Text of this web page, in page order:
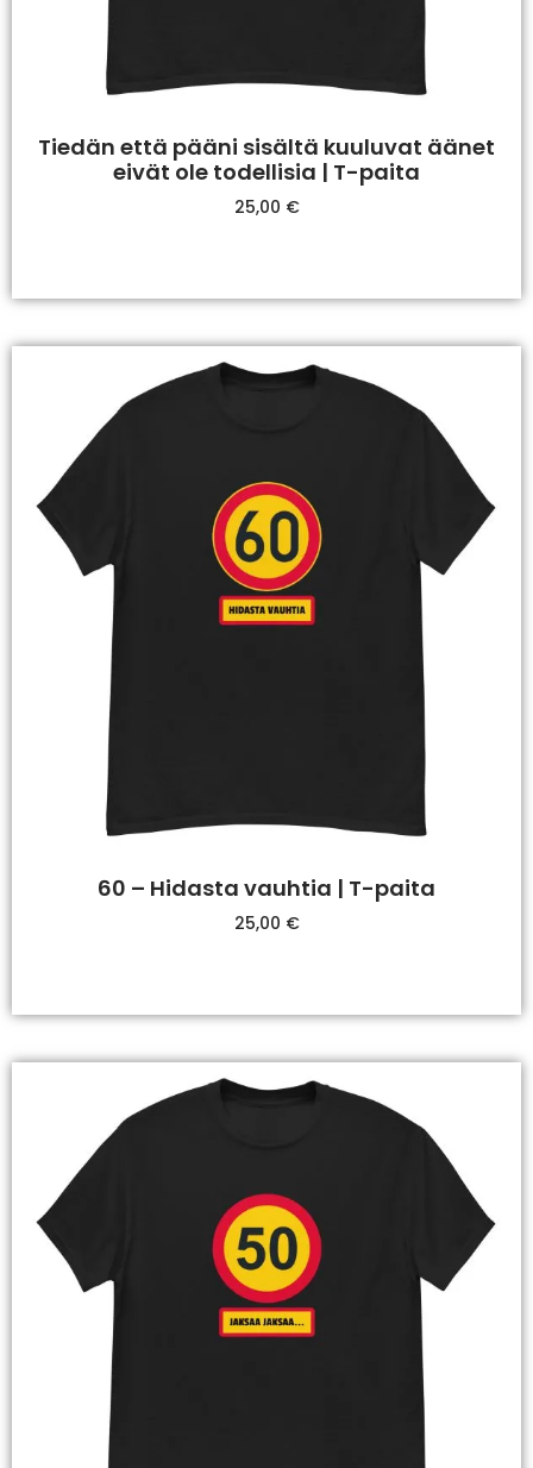
Tiedän että pääni sisältä kuuluvat äänet
eivät ole todellisia | T-paita
25,00 €
60 – Hidasta vauhtia | T-paita
25,00 €